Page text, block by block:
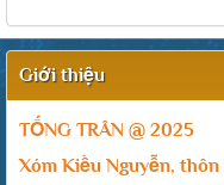
Giới thiệu
TỐNG TRÂN @ 2025
Xóm Kiều Nguyễn, thôn